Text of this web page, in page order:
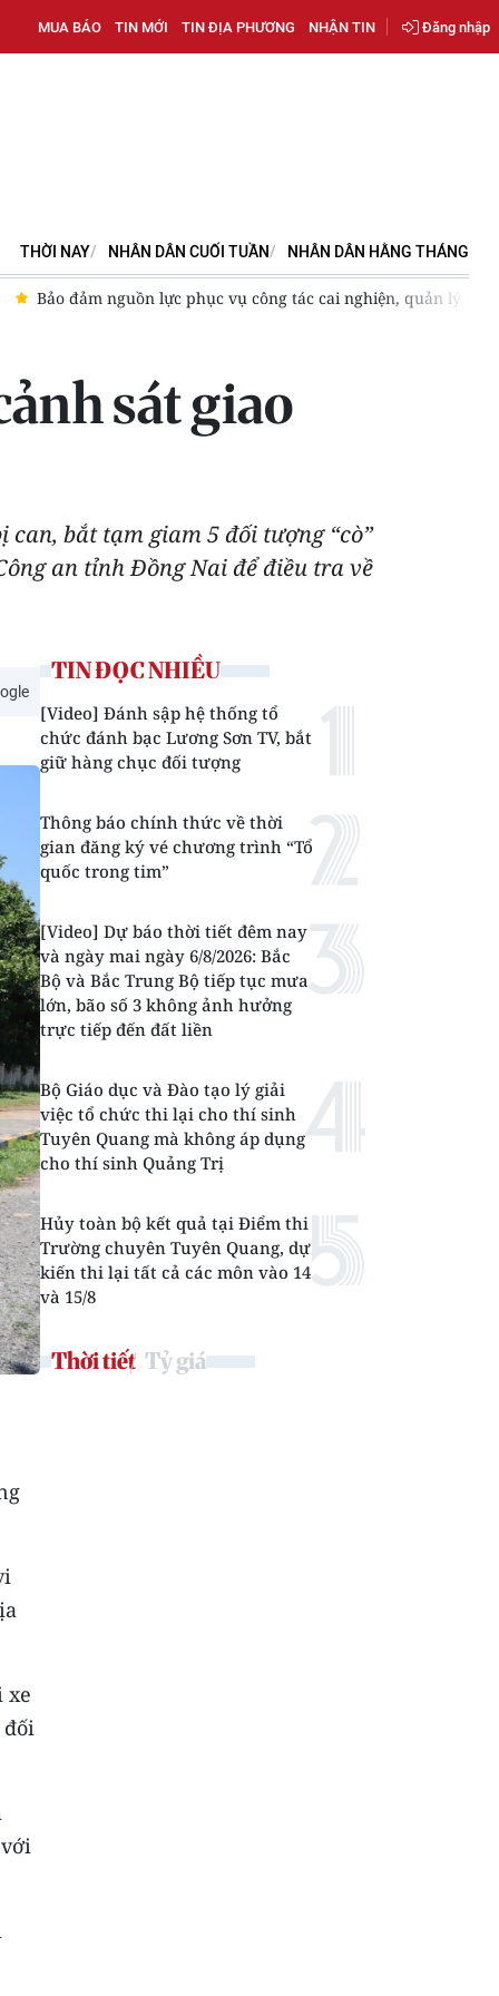
MUA BÁO TIN MỚI TIN ĐỊA PHƯƠNG NHẬN TIN Đăng nhập
THỜI NAY NHÂN DÂN CUỐI TUẦN NHÂN DÂN HẰNG THÁNG
lý sau cai nghiện Vĩnh Long xử lý nghiêm các vụ kinh
sát giao
bắt tạm giam 5 đối tượng “cò”
an tỉnh Đồng Nai để điều tra về
xe
đối
TIN ĐỌC NHIỀU
[Video] Đánh sập hệ thống tổ
chức đánh bạc Lương Sơn TV, bắt
giữ hàng chục đối tượng
Thông báo chính thức về thời
gian đăng ký vé chương trình “Tổ
quốc trong tim”
[Video] Dự báo thời tiết đêm nay
và ngày mai ngày 6/8/2026: Bắc
Bộ và Bắc Trung Bộ tiếp tục mưa
lớn, bão số 3 không ảnh hưởng
trực tiếp đến đất liền
Bộ Giáo dục và Đào tạo lý giải
việc tổ chức thi lại cho thí sinh
Tuyên Quang mà không áp dụng
cho thí sinh Quảng Trị
Hủy toàn bộ kết quả tại Điểm thi
Trường chuyên Tuyên Quang, dự
kiến thi lại tất cả các môn vào 14
và 15/8
Thời tiết Tỷ giá